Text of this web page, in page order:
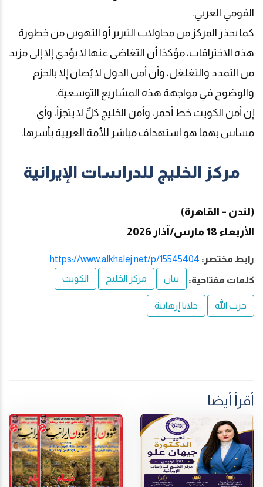
القومي العربي.
كما يحذر المركز من محاولات التبرير أو التهوين من خطورة
هذه الاختراقات، مؤكدًا أن التغاضي عنها لا يؤدي إلا إلى مزيد
من التمدد والتغلغل، وأن أمن الدول لا يُصان إلا بالحزم
والوضوح في مواجهة هذه المشاريع التوسعية.
إن أمن الكويت خط أحمر، وأمن الخليج كلٌّ لا يتجزأ، وأي
مساس بهما هو استهداف مباشر للأمة العربية بأسرها.
مركز الخليج للدراسات الإيرانية
(لندن – القاهرة)
الأربعاء 18 مارس/آذار 2026
رابط مختصر: https://www.alkhalej.net/p/15545404
كلمات مفتاحية: بيان مركز الخليج الكويت
حزب الله خلايا إرهابية
أقرأ أيضا